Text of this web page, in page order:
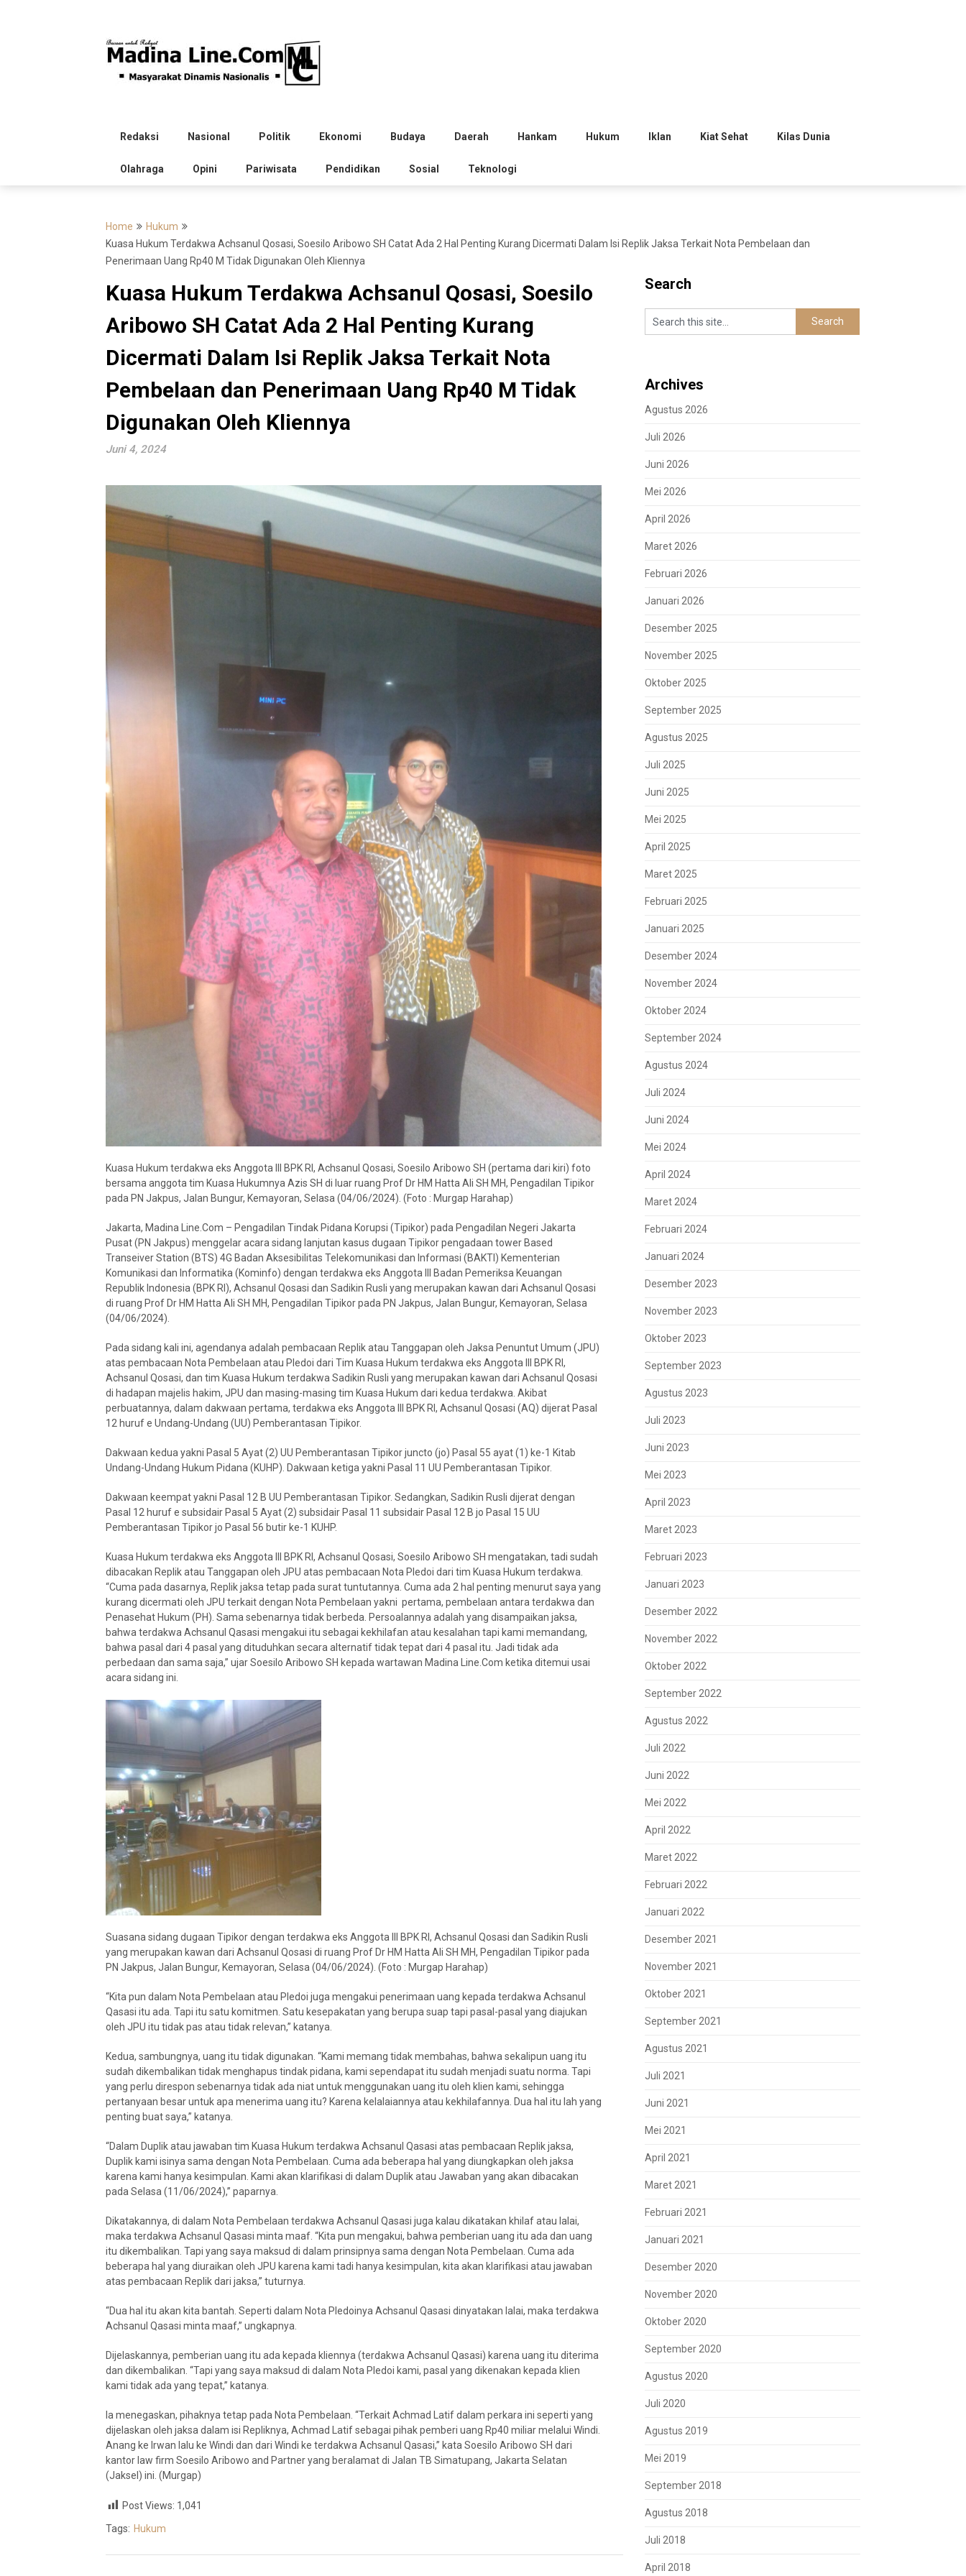
Redaksi Nasional Politik Ekonomi Budaya Daerah Hankam Hukum Iklan Kiat Sehat Kilas Dunia
Olahraga Opini Pariwisata Pendidikan Sosial Teknologi
Home
Hukum
Kuasa Hukum Terdakwa Achsanul Qosasi, Soesilo Aribowo SH Catat Ada 2 Hal Penting Kurang Dicermati Dalam Isi Replik Jaksa Terkait Nota Pembelaan dan
Penerimaan Uang Rp40 M Tidak Digunakan Oleh Kliennya
Kuasa Hukum Terdakwa Achsanul Qosasi, Soesilo
Aribowo SH Catat Ada 2 Hal Penting Kurang
Dicermati Dalam Isi Replik Jaksa Terkait Nota
Pembelaan dan Penerimaan Uang Rp40 M Tidak
Digunakan Oleh Kliennya
Juni 4, 2024
Kuasa Hukum terdakwa eks Anggota III BPK RI, Achsanul Qosasi, Soesilo Aribowo SH (pertama dari kiri) foto
bersama anggota tim Kuasa Hukumnya Azis SH di luar ruang Prof Dr HM Hatta Ali SH MH, Pengadilan Tipikor
pada PN Jakpus, Jalan Bungur, Kemayoran, Selasa (04/06/2024). (Foto : Murgap Harahap)
Jakarta, Madina Line.Com – Pengadilan Tindak Pidana Korupsi (Tipikor) pada Pengadilan Negeri Jakarta
Pusat (PN Jakpus) menggelar acara sidang lanjutan kasus dugaan Tipikor pengadaan tower Based
Transeiver Station (BTS) 4G Badan Aksesibilitas Telekomunikasi dan Informasi (BAKTI) Kementerian
Komunikasi dan Informatika (Kominfo) dengan terdakwa eks Anggota III Badan Pemeriksa Keuangan
Republik Indonesia (BPK RI), Achsanul Qosasi dan Sadikin Rusli yang merupakan kawan dari Achsanul Qosasi
di ruang Prof Dr HM Hatta Ali SH MH, Pengadilan Tipikor pada PN Jakpus, Jalan Bungur, Kemayoran, Selasa
(04/06/2024).
Pada sidang kali ini, agendanya adalah pembacaan Replik atau Tanggapan oleh Jaksa Penuntut Umum (JPU)
atas pembacaan Nota Pembelaan atau Pledoi dari Tim Kuasa Hukum terdakwa eks Anggota III BPK RI,
Achsanul Qosasi, dan tim Kuasa Hukum terdakwa Sadikin Rusli yang merupakan kawan dari Achsanul Qosasi
di hadapan majelis hakim, JPU dan masing-masing tim Kuasa Hukum dari kedua terdakwa. Akibat
perbuatannya, dalam dakwaan pertama, terdakwa eks Anggota III BPK RI, Achsanul Qosasi (AQ) dijerat Pasal
12 huruf e Undang-Undang (UU) Pemberantasan Tipikor.
Dakwaan kedua yakni Pasal 5 Ayat (2) UU Pemberantasan Tipikor juncto (jo) Pasal 55 ayat (1) ke-1 Kitab
Undang-Undang Hukum Pidana (KUHP). Dakwaan ketiga yakni Pasal 11 UU Pemberantasan Tipikor.
Dakwaan keempat yakni Pasal 12 B UU Pemberantasan Tipikor. Sedangkan, Sadikin Rusli dijerat dengan
Pasal 12 huruf e subsidair Pasal 5 Ayat (2) subsidair Pasal 11 subsidair Pasal 12 B jo Pasal 15 UU
Pemberantasan Tipikor jo Pasal 56 butir ke-1 KUHP.
Kuasa Hukum terdakwa eks Anggota III BPK RI, Achsanul Qosasi, Soesilo Aribowo SH mengatakan, tadi sudah
dibacakan Replik atau Tanggapan oleh JPU atas pembacaan Nota Pledoi dari tim Kuasa Hukum terdakwa.
“Cuma pada dasarnya, Replik jaksa tetap pada surat tuntutannya. Cuma ada 2 hal penting menurut saya yang
kurang dicermati oleh JPU terkait dengan Nota Pembelaan yakni pertama, pembelaan antara terdakwa dan
Penasehat Hukum (PH). Sama sebenarnya tidak berbeda. Persoalannya adalah yang disampaikan jaksa,
bahwa terdakwa Achsanul Qasasi mengakui itu sebagai kekhilafan atau kesalahan tapi kami memandang,
bahwa pasal dari 4 pasal yang dituduhkan secara alternatif tidak tepat dari 4 pasal itu. Jadi tidak ada
perbedaan dan sama saja,” ujar Soesilo Aribowo SH kepada wartawan Madina Line.Com ketika ditemui usai
acara sidang ini.
Suasana sidang dugaan Tipikor dengan terdakwa eks Anggota III BPK RI, Achsanul Qosasi dan Sadikin Rusli
yang merupakan kawan dari Achsanul Qosasi di ruang Prof Dr HM Hatta Ali SH MH, Pengadilan Tipikor pada
PN Jakpus, Jalan Bungur, Kemayoran, Selasa (04/06/2024). (Foto : Murgap Harahap)
“Kita pun dalam Nota Pembelaan atau Pledoi juga mengakui penerimaan uang kepada terdakwa Achsanul
Qasasi itu ada. Tapi itu satu komitmen. Satu kesepakatan yang berupa suap tapi pasal-pasal yang diajukan
oleh JPU itu tidak pas atau tidak relevan,” katanya.
Kedua, sambungnya, uang itu tidak digunakan. “Kami memang tidak membahas, bahwa sekalipun uang itu
sudah dikembalikan tidak menghapus tindak pidana, kami sependapat itu sudah menjadi suatu norma. Tapi
yang perlu direspon sebenarnya tidak ada niat untuk menggunakan uang itu oleh klien kami, sehingga
pertanyaan besar untuk apa menerima uang itu? Karena kelalaiannya atau kekhilafannya. Dua hal itu lah yang
penting buat saya,” katanya.
“Dalam Duplik atau jawaban tim Kuasa Hukum terdakwa Achsanul Qasasi atas pembacaan Replik jaksa,
Duplik kami isinya sama dengan Nota Pembelaan. Cuma ada beberapa hal yang diungkapkan oleh jaksa
karena kami hanya kesimpulan. Kami akan klarifikasi di dalam Duplik atau Jawaban yang akan dibacakan
pada Selasa (11/06/2024),” paparnya.
Dikatakannya, di dalam Nota Pembelaan terdakwa Achsanul Qasasi juga kalau dikatakan khilaf atau lalai,
maka terdakwa Achsanul Qasasi minta maaf. “Kita pun mengakui, bahwa pemberian uang itu ada dan uang
itu dikembalikan. Tapi yang saya maksud di dalam prinsipnya sama dengan Nota Pembelaan. Cuma ada
beberapa hal yang diuraikan oleh JPU karena kami tadi hanya kesimpulan, kita akan klarifikasi atau jawaban
atas pembacaan Replik dari jaksa,” tuturnya.
“Dua hal itu akan kita bantah. Seperti dalam Nota Pledoinya Achsanul Qasasi dinyatakan lalai, maka terdakwa
Achsanul Qasasi minta maaf,” ungkapnya.
Dijelaskannya, pemberian uang itu ada kepada kliennya (terdakwa Achsanul Qasasi) karena uang itu diterima
dan dikembalikan. “Tapi yang saya maksud di dalam Nota Pledoi kami, pasal yang dikenakan kepada klien
kami tidak ada yang tepat,” katanya.
Ia menegaskan, pihaknya tetap pada Nota Pembelaan. “Terkait Achmad Latif dalam perkara ini seperti yang
dijelaskan oleh jaksa dalam isi Repliknya, Achmad Latif sebagai pihak pemberi uang Rp40 miliar melalui Windi.
Anang ke Irwan lalu ke Windi dan dari Windi ke terdakwa Achsanul Qasasi,” kata Soesilo Aribowo SH dari
kantor law firm Soesilo Aribowo and Partner yang beralamat di Jalan TB Simatupang, Jakarta Selatan
(Jaksel) ini. (Murgap)
Post Views: 1,041
Tags: Hukum
Search
Archives
Agustus 2026
Juli 2026
Juni 2026
Mei 2026
April 2026
Maret 2026
Februari 2026
Januari 2026
Desember 2025
November 2025
Oktober 2025
September 2025
Agustus 2025
Juli 2025
Juni 2025
Mei 2025
April 2025
Maret 2025
Februari 2025
Januari 2025
Desember 2024
November 2024
Oktober 2024
September 2024
Agustus 2024
Juli 2024
Juni 2024
Mei 2024
April 2024
Maret 2024
Februari 2024
Januari 2024
Desember 2023
November 2023
Oktober 2023
September 2023
Agustus 2023
Juli 2023
Juni 2023
Mei 2023
April 2023
Maret 2023
Februari 2023
Januari 2023
Desember 2022
November 2022
Oktober 2022
September 2022
Agustus 2022
Juli 2022
Juni 2022
Mei 2022
April 2022
Maret 2022
Februari 2022
Januari 2022
Desember 2021
November 2021
Oktober 2021
September 2021
Agustus 2021
Juli 2021
Juni 2021
Mei 2021
April 2021
Maret 2021
Februari 2021
Januari 2021
Desember 2020
November 2020
Oktober 2020
September 2020
Agustus 2020
Juli 2020
Agustus 2019
Mei 2019
September 2018
Agustus 2018
Juli 2018
April 2018